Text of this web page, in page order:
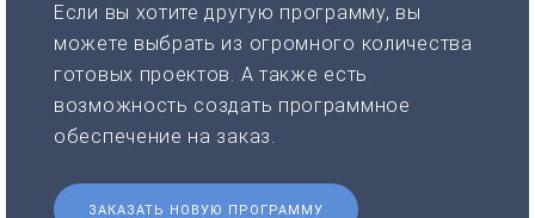
Если вы хотите другую программу, вы
можете выбрать из огромного количества
готовых проектов. А также есть
возможность создать программное
обеспечение на заказ.
ЗАКАЗАТЬ НОВУЮ ПРОГРАММУ